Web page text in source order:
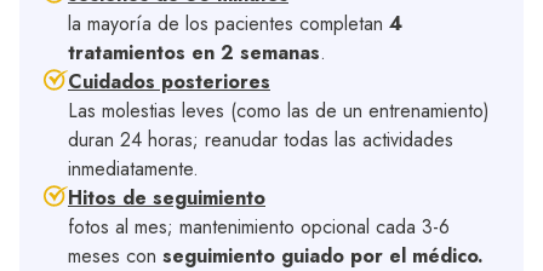
la mayoría de los pacientes completan 4
tratamientos en 2 semanas.
Cuidados posteriores
Las molestias leves (como las de un entrenamiento)
duran 24 horas; reanudar todas las actividades
inmediatamente.
Hitos de seguimiento
fotos al mes; mantenimiento opcional cada 3-6
meses con seguimiento guiado por el médico.